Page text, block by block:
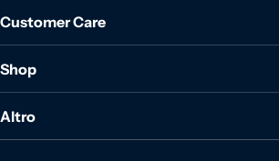
Customer Care
Shop
Altro